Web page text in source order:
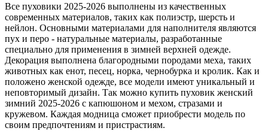
Все пуховики 2025-2026 выполнены из качественных
современных материалов, таких как полиэстр, шерсть и
нейлон. Основными материалами для наполнителя являются
пух и перо - натуральные материалы, разработанные
специально для применения в зимней верхней одежде.
Декорация выполнена благородными породами меха, таких
животных как енот, песец, норка, чернобурка и кролик. Как и
положено женской одежде, все модели имеют уникальный и
неповторимый дизайн. Так можно купить пуховик женский
зимний 2025-2026 с капюшоном и мехом, стразами и
кружевом. Каждая модница сможет приобрести модель по
своим предпочтениям и пристрастиям.